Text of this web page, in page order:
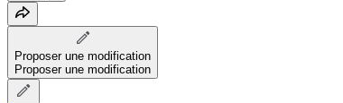
Proposer une modification
Proposer une modification